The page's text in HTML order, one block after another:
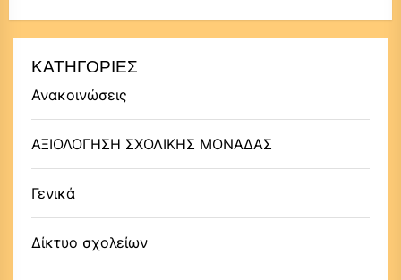
ΚΑΤΗΓΟΡΊΕΣ
Ανακοινώσεις
ΑΞΙΟΛΟΓΗΣΗ ΣΧΟΛΙΚΗΣ ΜΟΝΑΔΑΣ
Γενικά
Δίκτυο σχολείων